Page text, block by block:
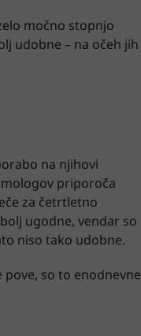
močno stopnjo
udobne – na očeh jih
na njihovi
priporoča
za četrtletno
ugodne, vendar so
niso tako udobne.
so to enodnevne